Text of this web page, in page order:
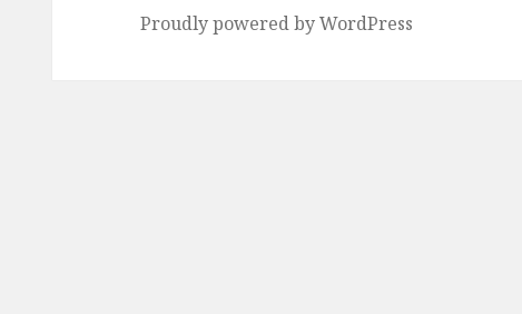
Proudly powered by WordPress